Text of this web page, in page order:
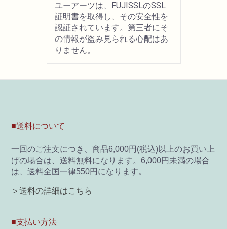
ユーアーツは、FUJISSLのSSL
証明書を取得し、その安全性を
認証されています。第三者にそ
の情報が盗み見られる心配はあ
りません。
■送料について
一回のご注文につき、商品6,000円(税込)以上のお買い上
げの場合は、送料無料になります。6,000円未満の場合
は、送料全国一律550円になります。
＞送料の詳細はこちら
■支払い方法
キャンバス・パネル
その他文具